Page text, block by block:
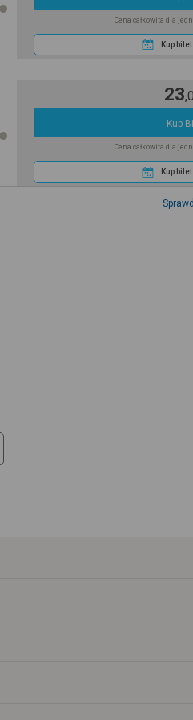
Cena całkowita dla
Kup
23,
Kup
Cena całkowita dla
Kup